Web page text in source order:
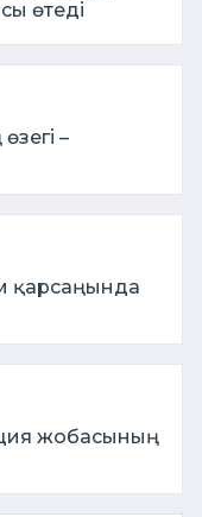
өтеді
–
қарсаңында
жобасының